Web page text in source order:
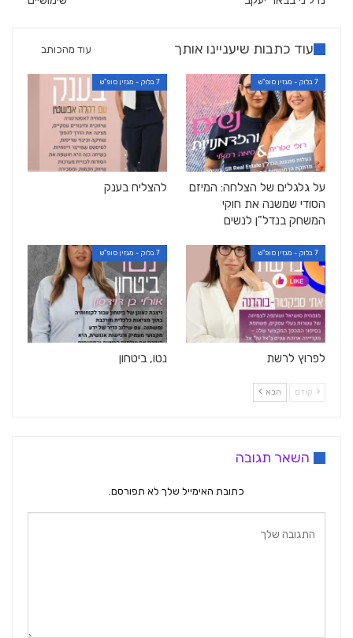
עוד כתבות שיעניינו אותך עוד מהכותב
7 בלוק - מגזין סופ"ש
על גלגלים של הצלחה: המיזם
הסודי שמשנה את חוקי
המשחק בנדל"ן לנשים
7 בלוק - מגזין סופ"ש
להצליח בענק
7 בלוק - מגזין סופ"ש
לפרוץ לרשת
7 בלוק - מגזין סופ"ש
נטו, ביטחון
קודם הבא
השאר תגובה
כתובת האימייל שלך לא תפורסם.